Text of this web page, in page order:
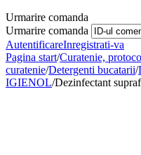
Urmarire comanda
Urmarire comanda
AutentificareInregistrati-va
Pagina start/Curatenie,
curatenie/Detergenti bucatarii/
IGIENOL/Dezinfectant